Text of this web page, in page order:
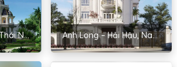
Chị Ánh – Đại Từ, Thái Nguyên Anh Long – Hải Hậu, Nam Định